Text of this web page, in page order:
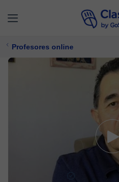
Profesores online
Santiago M.